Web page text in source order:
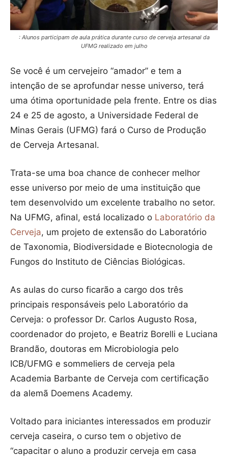
: Alunos participam de aula prática durante curso de cerveja artesanal da
UFMG realizado em julho
Se você é um cervejeiro “amador” e tem a
intenção de se aprofundar nesse universo, terá
uma ótima oportunidade pela frente. Entre os dias
24 e 25 de agosto, a Universidade Federal de
Minas Gerais (UFMG) fará o Curso de Produção
de Cerveja Artesanal.
Trata-se uma boa chance de conhecer melhor
esse universo por meio de uma instituição que
tem desenvolvido um excelente trabalho no setor.
Na UFMG, afinal, está localizado o Laboratório da
Cerveja, um projeto de extensão do Laboratório
de Taxonomia, Biodiversidade e Biotecnologia de
Fungos do Instituto de Ciências Biológicas.
As aulas do curso ficarão a cargo dos três
principais responsáveis pelo Laboratório da
Cerveja: o professor Dr. Carlos Augusto Rosa,
coordenador do projeto, e Beatriz Borelli e Luciana
Brandão, doutoras em Microbiologia pelo
ICB/UFMG e sommeliers de cerveja pela
Academia Barbante de Cerveja com certificação
da alemã Doemens Academy.
Voltado para iniciantes interessados em produzir
cerveja caseira, o curso tem o objetivo de
“capacitar o aluno a produzir cerveja em casa